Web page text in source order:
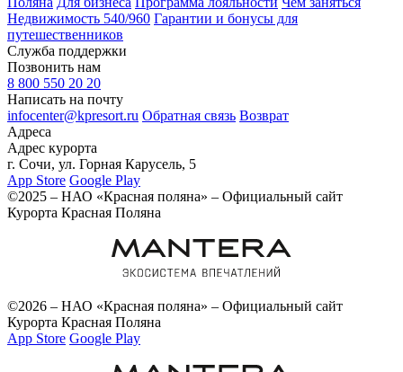
Недвижимость 540/960 Гарантии и бонусы для
путешественников
Служба поддержки
Позвонить нам
8 800 550 20 20
Написать на почту
infocenter@kpresort.ru Обратная связь Возврат
Адреса
Адрес курорта
г. Сочи, ул. Горная Карусель, 5
App Store Google Play
©2025 – НАО «Красная поляна» – Официальный сайт
Курорта Красная Поляна
©2026 – НАО «Красная поляна» – Официальный сайт
Курорта Красная Поляна
App Store Google Play